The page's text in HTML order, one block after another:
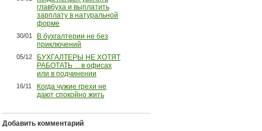
главбуха и выплатить
зарплату в натуральной
форме
30/01
В бухгалтерии не без
приключений
05/12
БУХГАЛТЕРЫ НЕ ХОТЯТ
РАБОТАТЬ …в офисах
или в подчинении
16/11
Когда чужие грехи не
дают спокойно жить
Добавить комментарий